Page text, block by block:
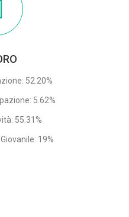
52.20%
5.62%
55.31%
19%